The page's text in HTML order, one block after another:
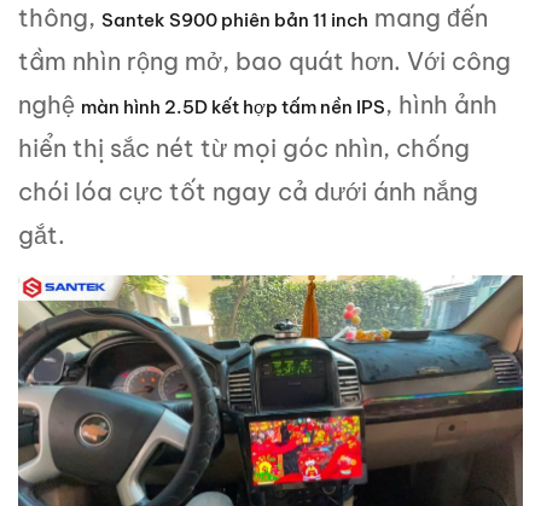
thông, Santek S900 phiên bản 11 inch mang đến
tầm nhìn rộng mở, bao quát hơn. Với công
nghệ màn hình 2.5D kết hợp tấm nền IPS, hình ảnh
hiển thị sắc nét từ mọi góc nhìn, chống
chói lóa cực tốt ngay cả dưới ánh nắng
gắt.